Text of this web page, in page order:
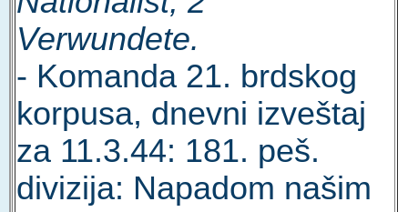
Verwundete.
- Komanda 21. brdskog
korpusa, dnevni izveštaj
za 11.3.44: 181. peš.
divizija: Napadom našim